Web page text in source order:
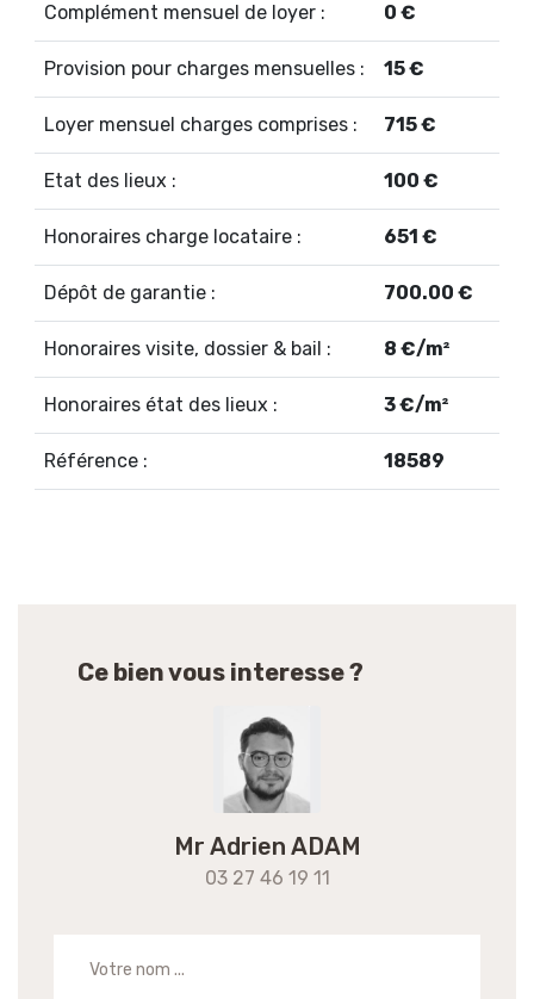
Complément mensuel de loyer : 0 €
Provision pour charges mensuelles : 15 €
Loyer mensuel charges comprises : 715 €
Etat des lieux : 100 €
Honoraires charge locataire : 651 €
Dépôt de garantie : 700.00 €
Honoraires visite, dossier & bail : 8 €/m²
Honoraires état des lieux : 3 €/m²
Référence : 18589
Ce bien vous interesse ?
Mr Adrien ADAM
03 27 46 19 11